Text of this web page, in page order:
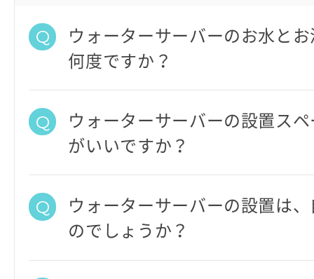
ウォーターサーバーのお水と
何度ですか？
ウォーターサーバーの設置ス
がいいですか？
ウォーターサーバーの設置は
のでしょうか？